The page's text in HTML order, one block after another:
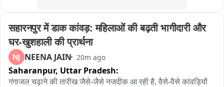
पुलिस ने आशीष गुप्ता, रवि जाटव, रवि वाल्मीकि, छोटू सरपंच उर्फ धर्मवीर
वाल्मीकि और वीरन वाल्मीकि के खिलाफ प्रताड़ना और आत्महत्या के लिए
उकसाने की धाराओं में FIR दर्ज की है। फिलहाल पुलिस सभी आरोपियों की
तलाश कर रही है।
सहारनपुर में डाक कांवड़: महिलाओं की बढ़ती भागीदारी और
घर-खुशहाली की प्रार्थना
NJ NEENA JAIN 20m ago
Saharanpur, Uttar Pradesh:
गंगाजल चढ़ाने की तारीख जैसे-जैसे नजदीक आ रही है, वैसे-वैसे कांवड़ियों